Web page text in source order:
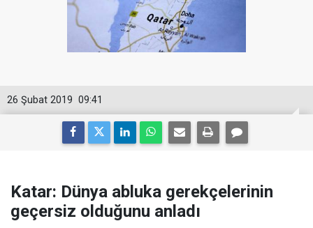
09:41
26 Şubat 2019
Katar: Dünya abluka gerekçelerinin
geçersiz olduğunu anladı